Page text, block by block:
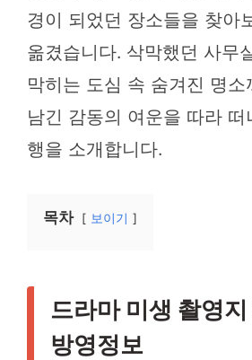
경이 되었던 장소들을 찾아
옮겼습니다. 삭막했던 사무
막히는 도심 속 숨겨진 명소
남긴 감동의 여운을 따라 떠
행을 소개합니다.
목차 보이기
드라마 미생 촬영
방영정보